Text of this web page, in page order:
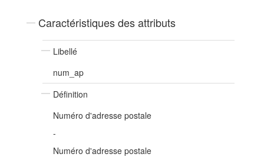
Caractéristiques des attributs
Libellé
num_ap
Définition
Numéro d'adresse postale
-
Numéro d'adresse postale